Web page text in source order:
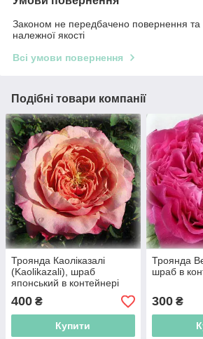
Законом не передбачено повернення та
належної якості
Всі умови повернення
Подібні товари компанії
Троянда Каоліказалі
(Kaolikazali), шраб
японський в контейнері
400 ₴
Купити
Троянда
шраб в
300₴